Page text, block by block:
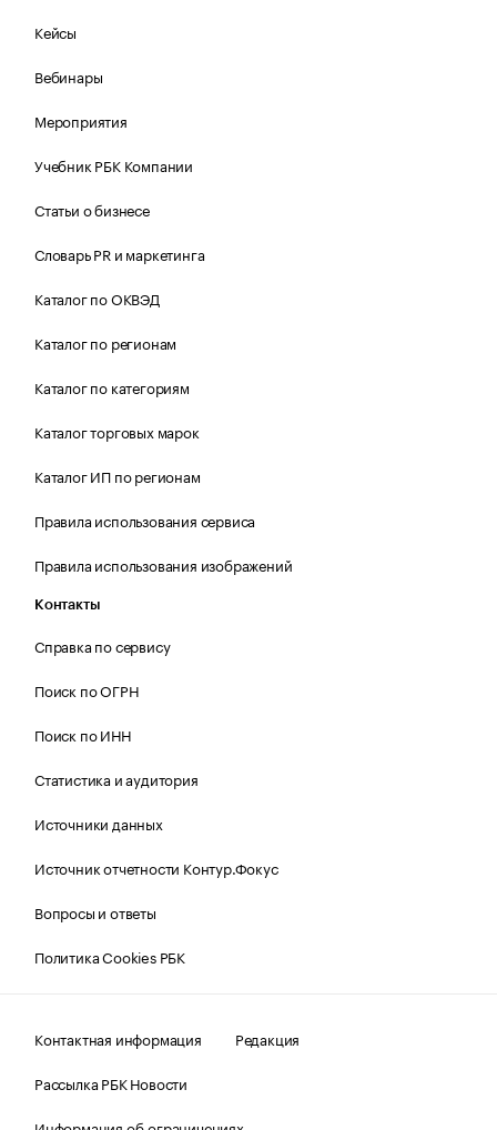
Кейсы
Вебинары
Мероприятия
Учебник РБК Компании
Статьи о бизнесе
Словарь PR и маркетинга
Каталог по ОКВЭД
Каталог по регионам
Каталог по категориям
Каталог торговых марок
Каталог ИП по регионам
Правила использования сервиса
Правила использования изображений
Контакты
Справка по сервису
Поиск по ОГРН
Поиск по ИНН
Статистика и аудитория
Источники данных
Источник отчетности Контур.Фокус
Вопросы и ответы
Политика Cookies РБК
Контактная информация
Редакция
Рассылка РБК Новости